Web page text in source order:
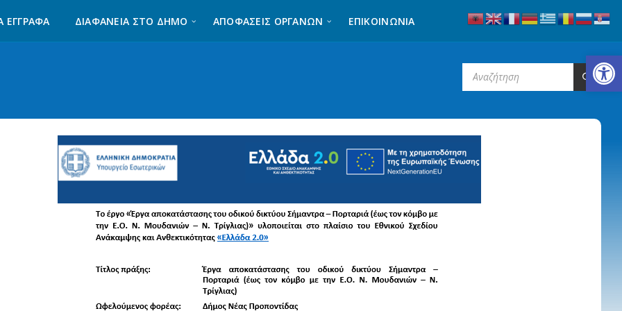
Ανοίξτε τη γραμμή εργαλείων
ΈΓΓΡΑΦΑ ΔΙΑΦΆΝΕΙΑ ΣΤΟ ΔΉΜΟ ΑΠΟΦΑΣΕΙΣ ΟΡΓΑΝΩΝ ΕΠΙΚΟΙΝΩΝΊΑ